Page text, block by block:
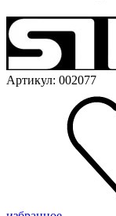
Артикул: 002077